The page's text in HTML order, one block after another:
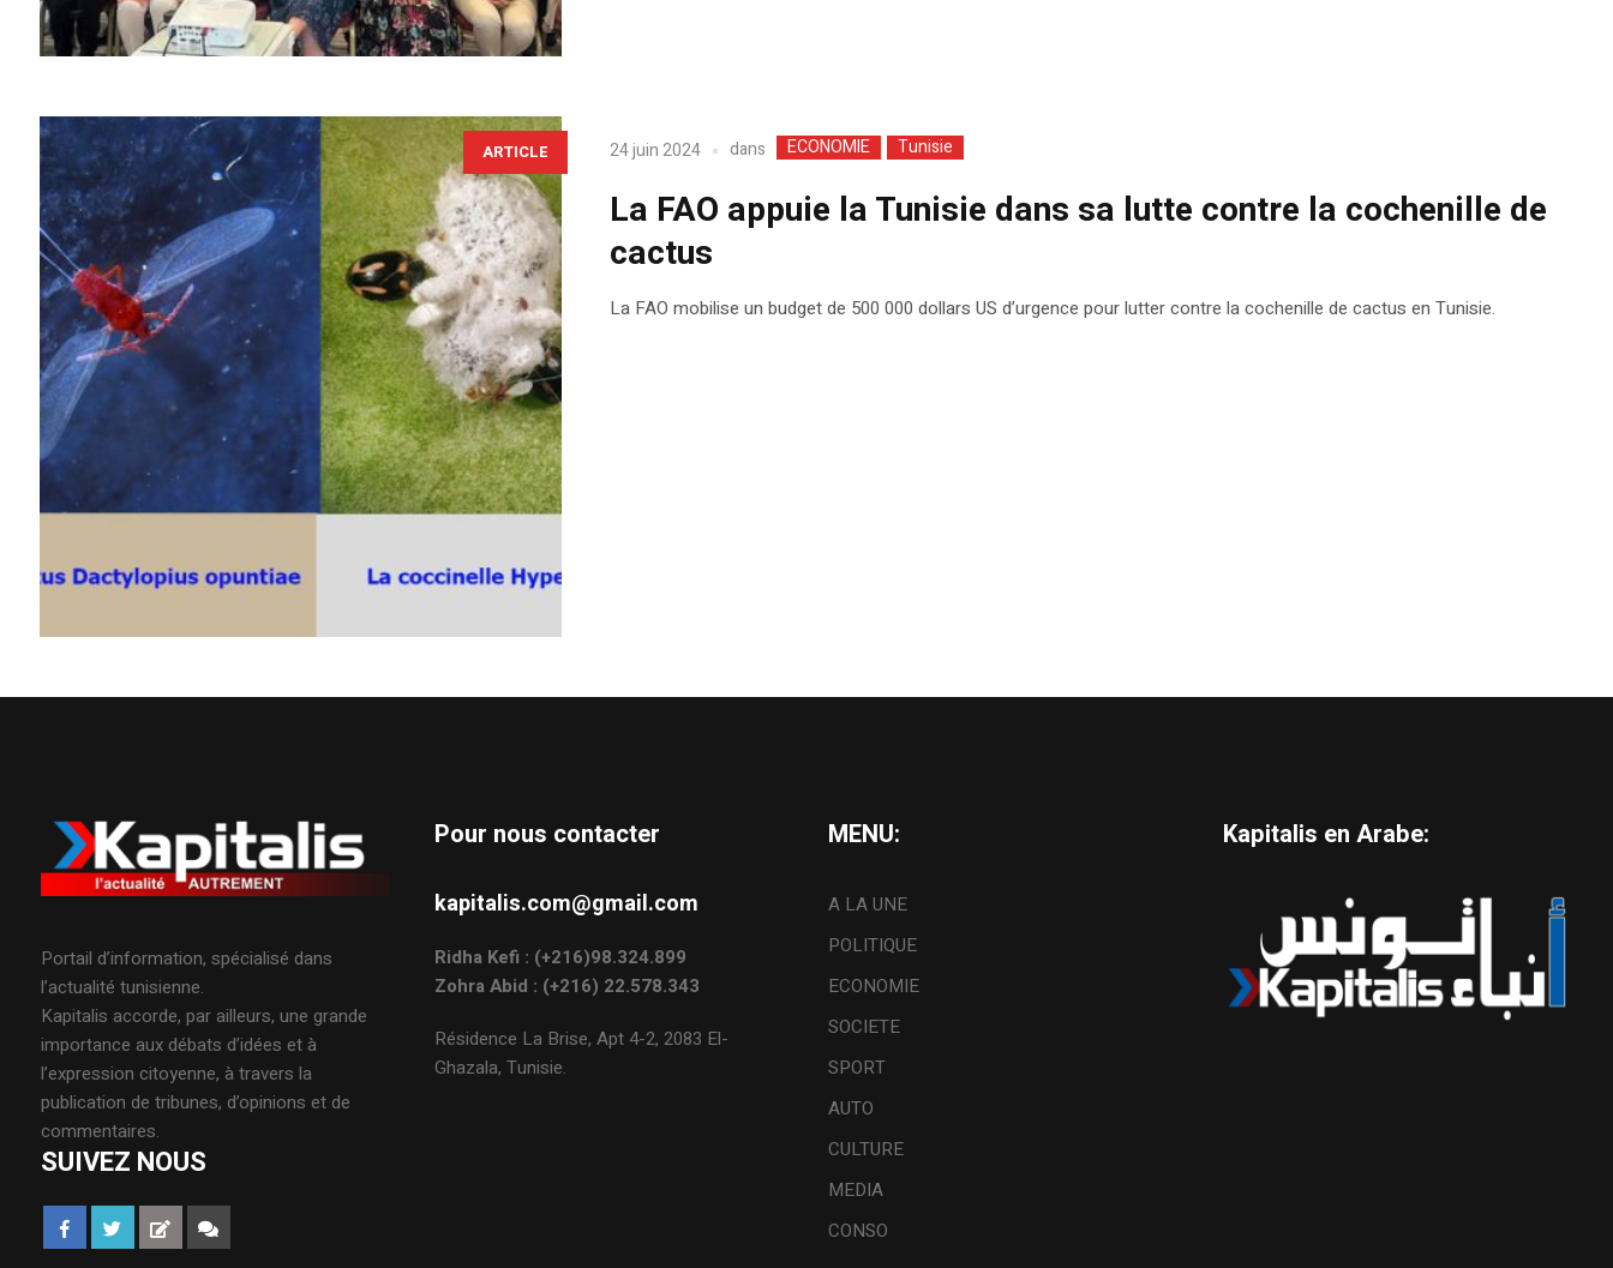
ARTICLE 24 juin 2024 dans ECONOMIE Tunisie
La FAO appuie la Tunisie dans sa lutte contre la cochenille de
cactus
La FAO mobilise un budget de 500 000 dollars US d’urgence pour lutter contre la cochenille de cactus en Tunisie.
Portail d’information, spécialisé dans
l’actualité tunisienne.
Kapitalis accorde, par ailleurs, une grande
importance aux débats d’idées et à
l’expression citoyenne, à travers la
publication de tribunes, d’opinions et de
commentaires.
SUIVEZ NOUS
Pour nous contacter
kapitalis.com@gmail.com
Ridha Kefi : (+216)98.324.899
Zohra Abid : (+216) 22.578.343
Résidence La Brise, Apt 4-2, 2083 El-
Ghazala, Tunisie.
MENU:
A LA UNE
POLITIQUE
ECONOMIE
SOCIETE
SPORT
AUTO
CULTURE
MEDIA
CONSO
Kapitalis en Arabe: